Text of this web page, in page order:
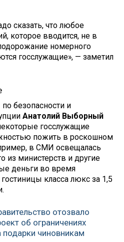
сказать, что любое
которое вводится, не в
номерного
госслужащие», — заметил
безопасности и
Анатолий Выборный
госслужащие
пожить в роскошном
в СМИ освещалась
из министерств и другие
деньги во время
класса люкс за 1,5
отозвало
об ограничениях
подарки чиновникам